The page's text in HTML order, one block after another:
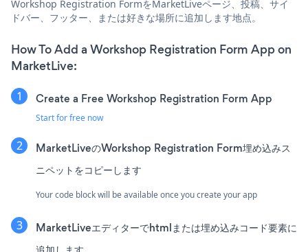
Workshop Registration FormをMarketLiveページ、投稿、サイ
ドバー、フッター、または好きな場所に追加します地点。
How To Add a Workshop Registration Form App on
MarketLive:
Create a Free Workshop Registration Form App
Start for free now
MarketLiveのWorkshop Registration Form埋め込みス
ニペットをコピーします
Your code block will be available once you create your app
MarketLiveエディターでhtmlまたは埋め込みコード要素に